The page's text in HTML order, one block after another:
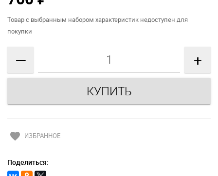
Товар с выбранным набором характеристик недоступен для
покупки
— +
favorite ИЗБРАННОЕ
Поделиться: